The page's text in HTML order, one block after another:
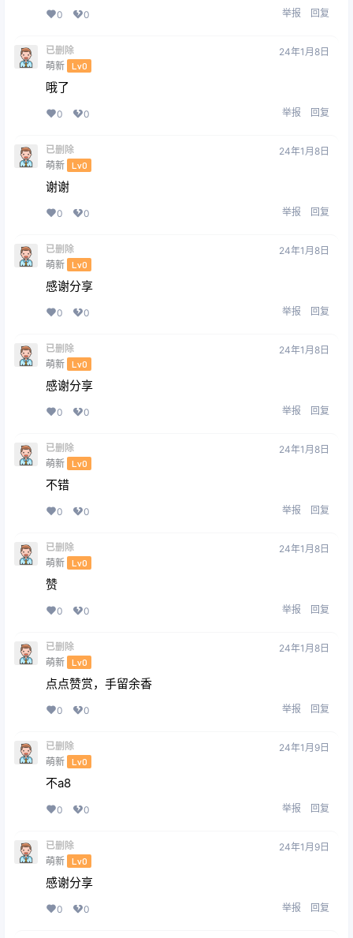
0 0 举报 回复
已删除
萌新 Lv0
24年1月8日
哦了
0 0 举报 回复
已删除
萌新 Lv0
24年1月8日
谢谢
0 0 举报 回复
已删除
萌新 Lv0
24年1月8日
感谢分享
0 0 举报 回复
已删除
萌新 Lv0
24年1月8日
感谢分享
0 0 举报 回复
已删除
萌新 Lv0
24年1月8日
不错
0 0 举报 回复
已删除
萌新 Lv0
24年1月8日
赞
0 0 举报 回复
已删除
萌新 Lv0
24年1月8日
点点赞赏，手留余香
0 0 举报 回复
已删除
萌新 Lv0
24年1月9日
不a8
0 0 举报 回复
已删除
萌新 Lv0
24年1月9日
感谢分享
0 0 举报 回复